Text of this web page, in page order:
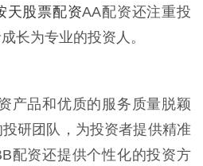
天股票配资AA配资还注重投
长为专业的投资人。
产品和优质的服务质量脱颖
研团队，为投资者提供精准
配资还提供个性化的投资方